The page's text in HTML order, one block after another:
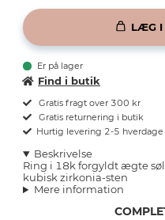
LÆG I
Er på lager
Find i butik
Gratis fragt over 300 kr
Gratis returnering i butik
Hurtig levering 2-5 hverdage
Beskrivelse
Ring i 18k forgyldt ægte
kubisk zirkonia-sten
Mere information